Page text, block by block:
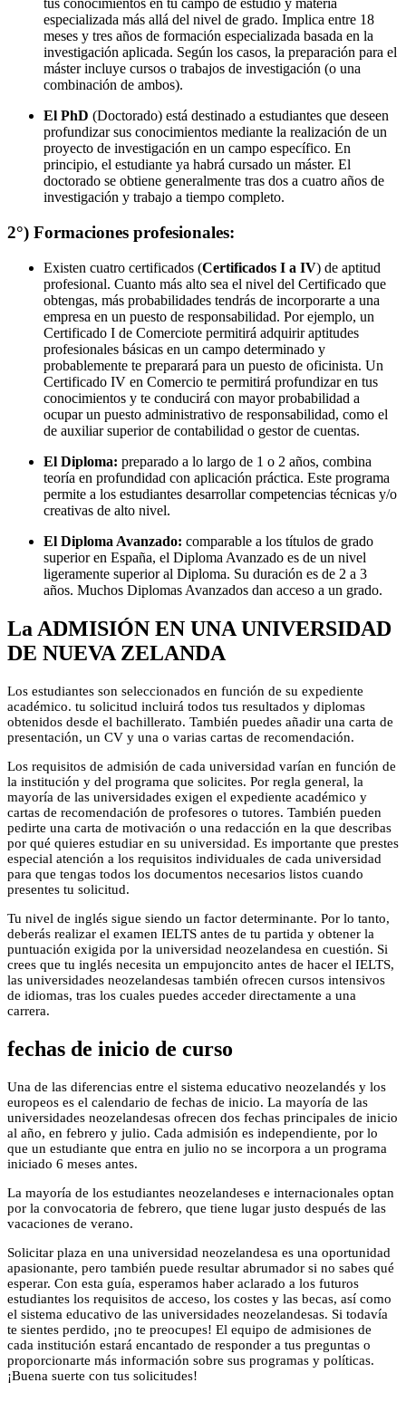
tus conocimientos en tu campo de estudio y materia
especializada más allá del nivel de grado. Implica entre 18
meses y tres años de formación especializada basada en la
investigación aplicada. Según los casos, la preparación para el
máster incluye cursos o trabajos de investigación (o una
combinación de ambos).
El PhD (Doctorado) está destinado a estudiantes que deseen
profundizar sus conocimientos mediante la realización de un
proyecto de investigación en un campo específico. En
principio, el estudiante ya habrá cursado un máster. El
doctorado se obtiene generalmente tras dos a cuatro años de
investigación y trabajo a tiempo completo.
2°) Formaciones profesionales:
Existen cuatro certificados (Certificados I a IV) de aptitud
profesional. Cuanto más alto sea el nivel del Certificado que
obtengas, más probabilidades tendrás de incorporarte a una
empresa en un puesto de responsabilidad. Por ejemplo, un
Certificado I de Comerciote permitirá adquirir aptitudes
profesionales básicas en un campo determinado y
probablemente te preparará para un puesto de oficinista. Un
Certificado IV en Comercio te permitirá profundizar en tus
conocimientos y te conducirá con mayor probabilidad a
ocupar un puesto administrativo de responsabilidad, como el
de auxiliar superior de contabilidad o gestor de cuentas.
El Diploma: preparado a lo largo de 1 o 2 años, combina
teoría en profundidad con aplicación práctica. Este programa
permite a los estudiantes desarrollar competencias técnicas y/o
creativas de alto nivel.
El Diploma Avanzado: comparable a los títulos de grado
superior en España, el Diploma Avanzado es de un nivel
ligeramente superior al Diploma. Su duración es de 2 a 3
años. Muchos Diplomas Avanzados dan acceso a un grado.
La ADMISIÓN EN UNA UNIVERSIDAD
DE NUEVA ZELANDA
Los estudiantes son seleccionados en función de su expediente
académico. tu solicitud incluirá todos tus resultados y diplomas
obtenidos desde el bachillerato. También puedes añadir una carta de
presentación, un CV y una o varias cartas de recomendación.
Los requisitos de admisión de cada universidad varían en función de
la institución y del programa que solicites. Por regla general, la
mayoría de las universidades exigen el expediente académico y
cartas de recomendación de profesores o tutores. También pueden
pedirte una carta de motivación o una redacción en la que describas
por qué quieres estudiar en su universidad. Es importante que prestes
especial atención a los requisitos individuales de cada universidad
para que tengas todos los documentos necesarios listos cuando
presentes tu solicitud.
Tu nivel de inglés sigue siendo un factor determinante. Por lo tanto,
deberás realizar el examen IELTS antes de tu partida y obtener la
puntuación exigida por la universidad neozelandesa en cuestión. Si
crees que tu inglés necesita un empujoncito antes de hacer el IELTS,
las universidades neozelandesas también ofrecen cursos intensivos
de idiomas, tras los cuales puedes acceder directamente a una
carrera.
fechas de inicio de curso
Una de las diferencias entre el sistema educativo neozelandés y los
europeos es el calendario de fechas de inicio. La mayoría de las
universidades neozelandesas ofrecen dos fechas principales de inicio
al año, en febrero y julio. Cada admisión es independiente, por lo
que un estudiante que entra en julio no se incorpora a un programa
iniciado 6 meses antes.
La mayoría de los estudiantes neozelandeses e internacionales optan
por la convocatoria de febrero, que tiene lugar justo después de las
vacaciones de verano.
Solicitar plaza en una universidad neozelandesa es una oportunidad
apasionante, pero también puede resultar abrumador si no sabes qué
esperar. Con esta guía, esperamos haber aclarado a los futuros
estudiantes los requisitos de acceso, los costes y las becas, así como
el sistema educativo de las universidades neozelandesas. Si todavía
te sientes perdido, ¡no te preocupes! El equipo de admisiones de
cada institución estará encantado de responder a tus preguntas o
proporcionarte más información sobre sus programas y políticas.
¡Buena suerte con tus solicitudes!